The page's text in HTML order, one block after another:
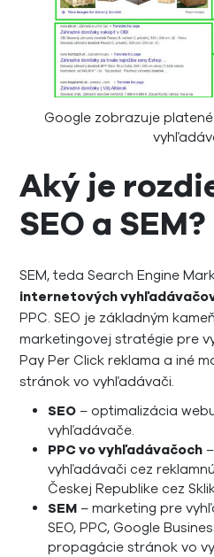
Google zobrazuje
Aký je
SEO a SEM?
SEM, teda Search Engine
internetových
PPC. SEO je základným
marketingovej stratégie pre
Pay Per Click reklama a iné
stránok vo vyhľadávači.
SEO – optimalizácia
vyhľadávače.
PPC vo vyhľadávačoch
vyhľadávači cez
Českej Republike cez
SEM – marketing pre
SEO, PPC, Google
propagácie stránok vo